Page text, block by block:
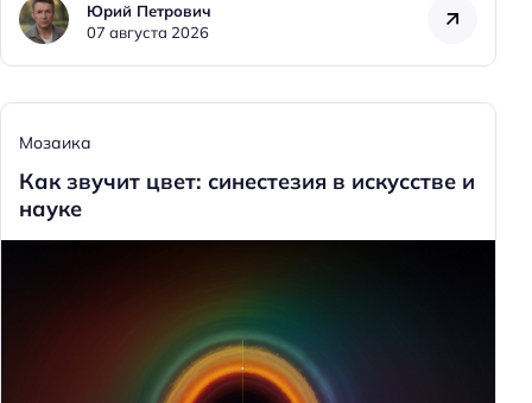
Юрий Петрович
07 августа 2026
Мозаика
Как звучит цвет: синестезия в искусстве и
науке